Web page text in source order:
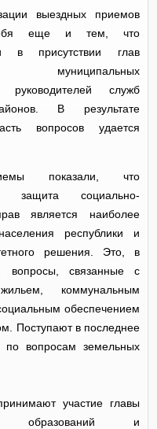
выездных приемов
еще и тем, что
в присутствии глав
муниципальных
служб
В результате
вопросов удается
показали, что
защита социально-
является наиболее
республики и
решения. Это, в
вопросы, связанные с
коммунальным
обеспечением
Поступают в последнее
вопросам земельных
участие главы
образований и